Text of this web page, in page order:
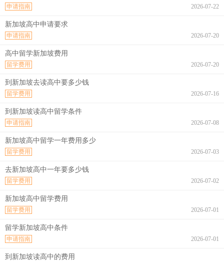
2026-07-22
申请指南
新加坡高中申请要求
2026-07-20
申请指南
高中留学新加坡费用
2026-07-20
留学费用
到新加坡去读高中要多少钱
2026-07-16
留学费用
到新加坡读高中留学条件
2026-07-08
申请指南
新加坡高中留学一年费用多少
2026-07-03
留学费用
去新加坡高中一年要多少钱
2026-07-02
留学费用
新加坡高中留学费用
2026-07-01
留学费用
留学新加坡高中条件
2026-07-01
申请指南
到新加坡读高中的费用